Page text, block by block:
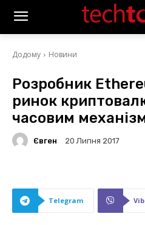
Додому Новини
Розробник
ринок
часовим
Євген 20 Липня 2017
Telegram